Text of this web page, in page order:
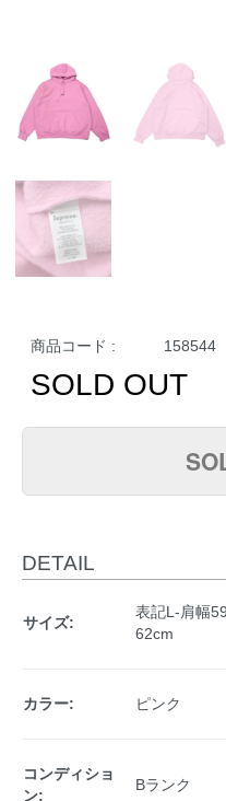
商品コード : 158544
SOLD OUT
DETAIL
サイズ:
表記L-肩幅
62cm
カラー: ピンク
コンディショ
ン:
Bランク